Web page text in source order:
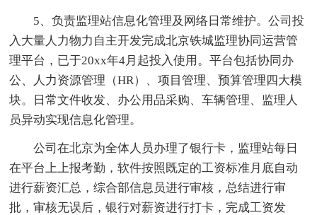
5、负责监理站信息化管理及网络日常维护。公司投
入大量人力物力自主开发完成北京铁城监理协同运营管
理平台，已于20xx年4月起投入使用。平台包括协同办
公、人力资源管理（HR）、项目管理、预算管理四大模
块。日常文件收发、办公用品采购、车辆管理、监理人
员异动实现信息化管理。
公司在北京为全体人员办理了银行卡，监理站每日
在平台上上报考勤，软件按照既定的工资标准月底自动
进行薪资汇总，综合部信息员进行审核，总结进行审
批，审核无误后，银行对薪资进行打卡，完成工资发